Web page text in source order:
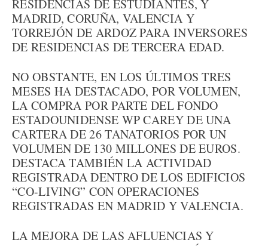
RESIDENCIAS DE ESTUDIANTES, Y
MADRID, CORUÑA, VALENCIA Y
TORREJÓN DE ARDOZ PARA INVERSORES
DE RESIDENCIAS DE TERCERA EDAD.
NO OBSTANTE, EN LOS ÚLTIMOS TRES
MESES HA DESTACADO, POR VOLUMEN,
LA COMPRA POR PARTE DEL FONDO
ESTADOUNIDENSE WP CAREY DE UNA
CARTERA DE 26 TANATORIOS POR UN
VOLUMEN DE 130 MILLONES DE EUROS.
DESTACA TAMBIÉN LA ACTIVIDAD
REGISTRADA DENTRO DE LOS EDIFICIOS
“CO-LIVING” CON OPERACIONES
REGISTRADAS EN MADRID Y VALENCIA.
LA MEJORA DE LAS AFLUENCIAS Y